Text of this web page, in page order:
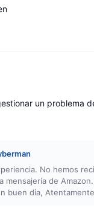
un problema
No hemos
mensajería de
buen día,